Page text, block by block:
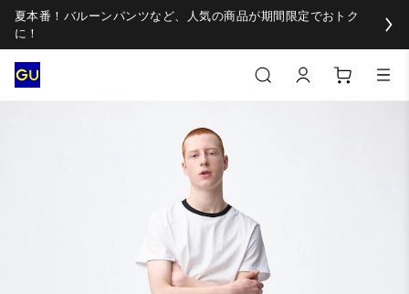
夏本番！バルーンパンツなど、人気の商品が期間限定でおトク
に！